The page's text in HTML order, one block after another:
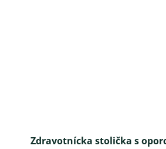
Zdravotnícka stolička s